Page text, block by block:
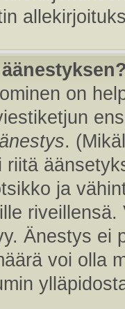
on
.
riitä
ja
Änestys ei
voi olla